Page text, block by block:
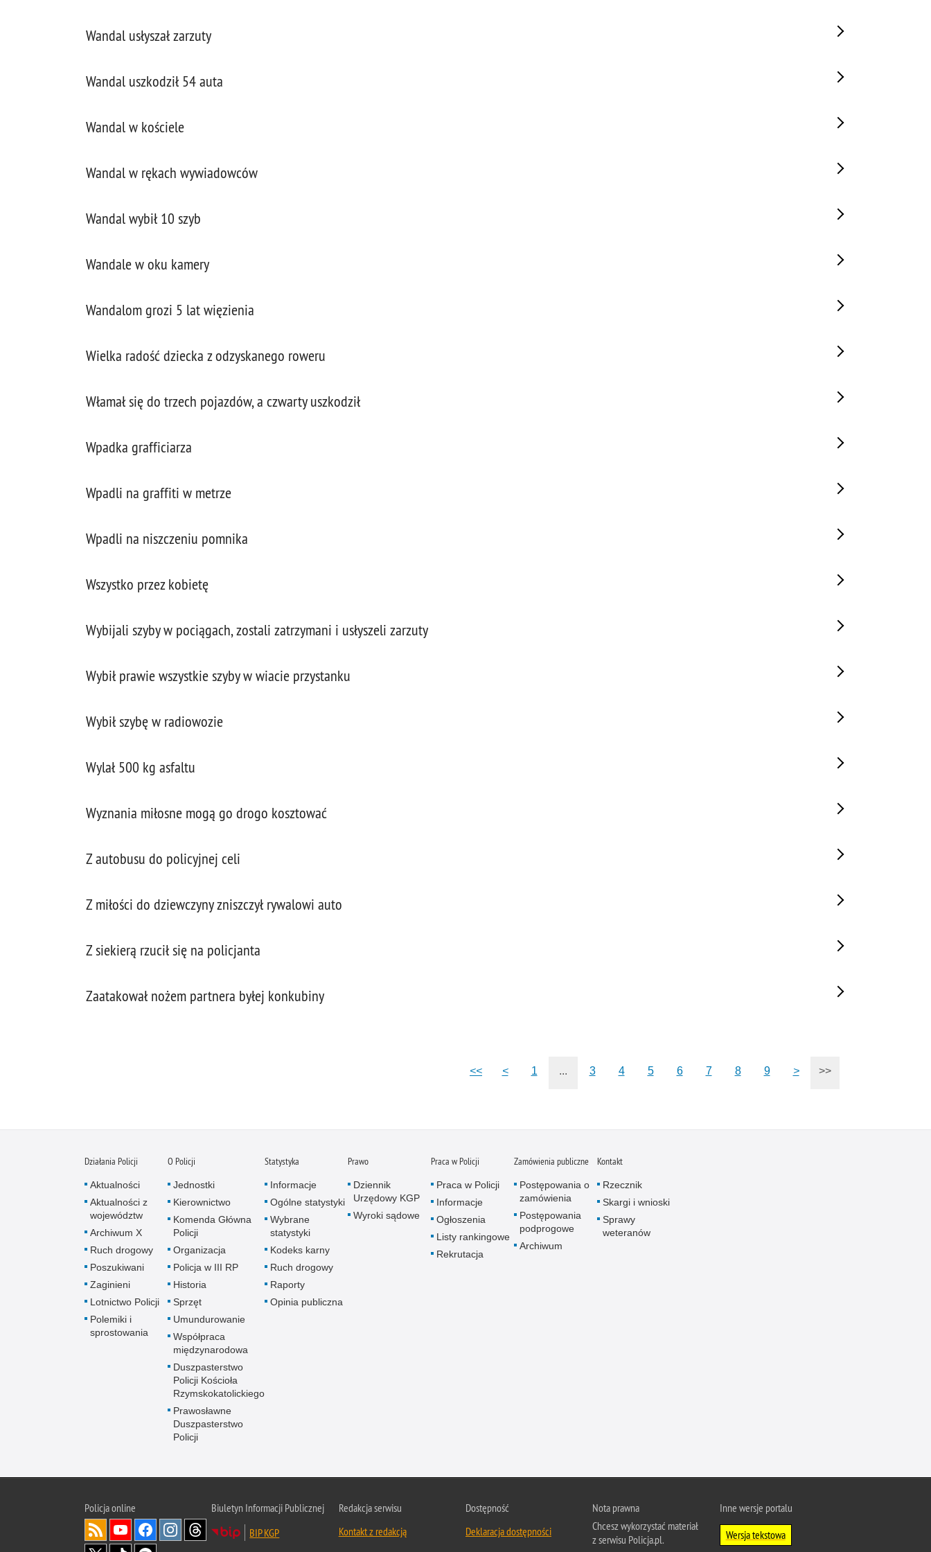
Wandal usłyszał zarzuty
Wandal uszkodził 54 auta
Wandal w kościele
Wandal w rękach wywiadowców
Wandal wybił 10 szyb
Wandale w oku kamery
Wandalom grozi 5 lat więzienia
Wielka radość dziecka z odzyskanego roweru
Włamał się do trzech pojazdów, a czwarty uszkodził
Wpadka grafficiarza
Wpadli na graffiti w metrze
Wpadli na niszczeniu pomnika
Wszystko przez kobietę
Wybijali szyby w pociągach, zostali zatrzymani i usłyszeli zarzuty
Wybił prawie wszystkie szyby w wiacie przystanku
Wybił szybę w radiowozie
Wylał 500 kg asfaltu
Wyznania miłosne mogą go drogo kosztować
Z autobusu do policyjnej celi
Z miłości do dziewczyny zniszczył rywalowi auto
Z siekierą rzucił się na policjanta
Zaatakował nożem partnera byłej konkubiny
<< < 1 ... 3 4 5 6 7 8 9 > >>
Działania Policji
Aktualności
Aktualności z
województw
Archiwum X
Ruch drogowy
Poszukiwani
Zaginieni
Lotnictwo Policji
Polemiki i
sprostowania
O Policji
Jednostki
Kierownictwo
Komenda Główna
Policji
Organizacja
Policja w III RP
Historia
Sprzęt
Umundurowanie
Współpraca
międzynarodowa
Duszpasterstwo
Policji Kościoła
Rzymskokatolickiego
Prawosławne
Duszpasterstwo
Policji
Statystyka
Informacje
Ogólne statystyki
Wybrane
statystyki
Kodeks karny
Ruch drogowy
Raporty
Opinia publiczna
Prawo
Dziennik
Urzędowy KGP
Wyroki sądowe
Praca w Policji
Praca w Policji
Informacje
Ogłoszenia
Listy rankingowe
Rekrutacja
Zamówienia publiczne
Postępowania o
zamówienia
Postępowania
podprogowe
Archiwum
Kontakt
Rzecznik
Skargi i wnioski
Sprawy
weteranów
Policjaonline
Biuletyn Informacji Publicznej
BIP KGP
Redakcja serwisu
Kontakt z redakcją
Dostępność
Deklaracja dostępności
Nota prawna
Chcesz wykorzystać materiał
z serwisu Policja.pl.
Inne wersje portalu
Wersja tekstowa